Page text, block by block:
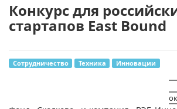
Конкурс для
стартапов East Bound
Сотрудничество Техника Инновации